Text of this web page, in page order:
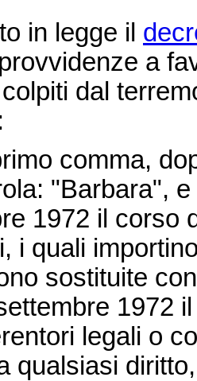
in legge il
a
dal
comma,
"Barbara",
1972 il corso
i quali
sostituite
1972
legali o
qualsiasi